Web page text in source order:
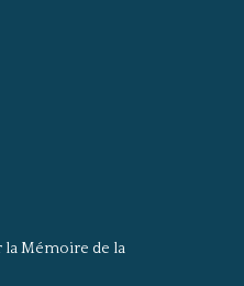
la Mémoire de la